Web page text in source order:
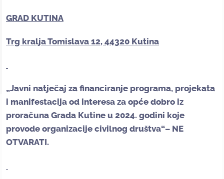
GRAD KUTINA
Trg kralja Tomislava 12, 44320 Kutina
„Javni natječaj za financiranje programa, projekata
i manifestacija od interesa za opće dobro iz
proračuna Grada Kutine u 2024. godini koje
provode organizacije civilnog društva“– NE
OTVARATI.